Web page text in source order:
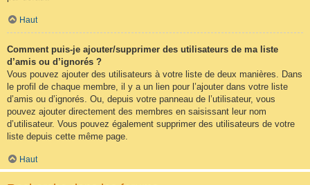
Haut
Comment puis-je ajouter/supprimer des utilisateurs de ma liste
d’amis ou d’ignorés ?
Vous pouvez ajouter des utilisateurs à votre liste de deux manières. Dans
le profil de chaque membre, il y a un lien pour l’ajouter dans votre liste
d’amis ou d’ignorés. Ou, depuis votre panneau de l’utilisateur, vous
pouvez ajouter directement des membres en saisissant leur nom
d’utilisateur. Vous pouvez également supprimer des utilisateurs de votre
liste depuis cette même page.
Haut